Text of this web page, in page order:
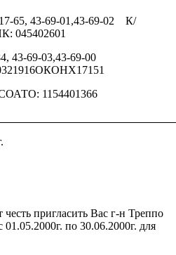
17-65, 43-69-01,43-69-02 К/
045402601
43-69-03,43-69-00
1154401366
пригласить Вас г-н Треппо
по 30.06.2000г. для